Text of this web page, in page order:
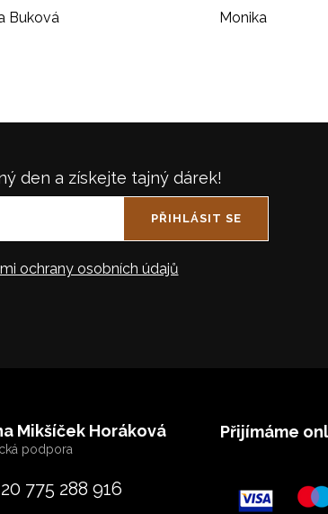
Buková Monika
den a získejte tajný dárek!
ochrany osobních údajů
PŘIHLÁSIT SE
Mikšíček Horáková
775 288 916
Přijímáme